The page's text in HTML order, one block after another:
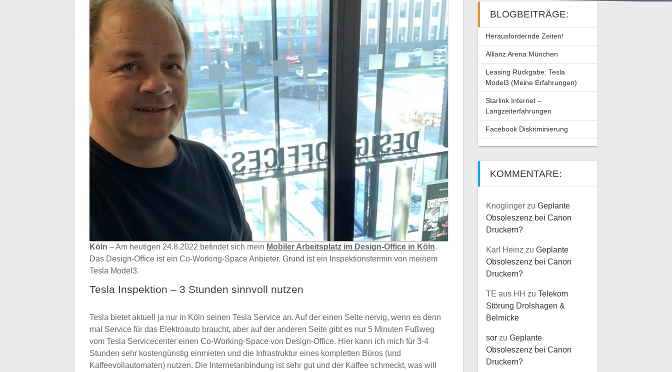
Köln – Am heutigen 24.8.2022 befindet sich mein Mobiler Arbeitsplatz im Design-Office in Köln.
Das Design-Office ist ein Co-Working-Space Anbieter. Grund ist ein Inspektionstermin von meinem
Tesla Model3.
Tesla Inspektion – 3 Stunden sinnvoll nutzen
Tesla bietet aktuell ja nur in Köln seinen Tesla Service an. Auf der einen Seite nervig, wenn es denn
mal Service für das Elektroauto braucht, aber auf der anderen Seite gibt es nur 5 Minuten Fußweg
vom Tesla Servicecenter einen Co-Working-Space von Design-Office. Hier kann ich mich für 3-4
Stunden sehr kostengünstig einmieten und die Infrastruktur eines kompletten Büros (und
Kaffeevollautomaten) nutzen. Die Internetanbindung ist sehr gut und der Kaffee schmeckt, was will
BLOGBEITRÄGE:
Herausfordernde Zeiten!
Allianz Arena München
Leasing Rückgabe: Tesla
Model3 (Meine Erfahrungen)
Starlink Internet –
Langzeiterfahrungen
Facebook Diskriminierung
KOMMENTARE:
Knoglingerzu Geplante
Obsoleszenz bei Canon
Druckern?
Karl Heinz zu Geplante
Obsoleszenz bei Canon
Druckern?
TE aus HH zu Telekom
Störung Drolshagen &
Belmicke
sorzu Geplante
Obsoleszenz bei Canon
Druckern?